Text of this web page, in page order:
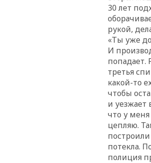
30 лет
рукой,
«Ты уже
И
попадает.
третья
какой-то
чтобы
и уезжает
что у
цепляю.
потекла.
полиция